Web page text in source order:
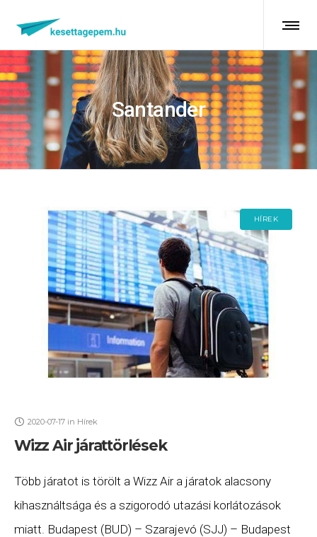
Santander
HÍREK
2020-07-17 in Hírek
Wizz Air járattörlések
Több járatot is törölt a Wizz Air a járatok alacsony
kihasználtsága és a szigorodó utazási korlátozások
miatt. Budapest (BUD) – Szarajevó (SJJ) – Budapest